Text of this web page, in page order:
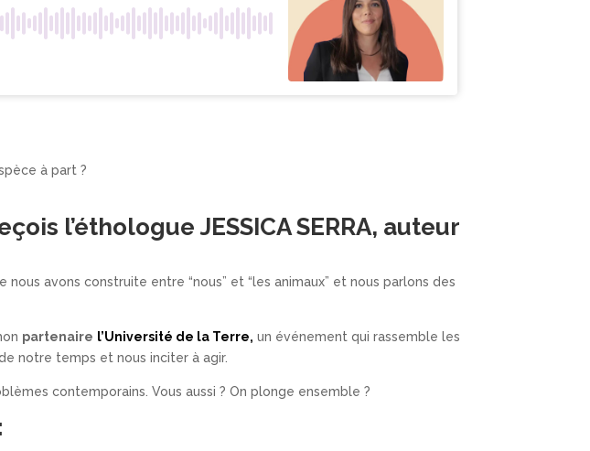
à part ?
l’éthologueJESSICA SERRA, auteur
avons construite entre “nous” et “les animaux” et nous parlons des
partenaire l’Université de la Terre, un événement qui rassemble les
notre temps et nous inciter à agir.
contemporains. Vous aussi ? On plonge ensemble ?